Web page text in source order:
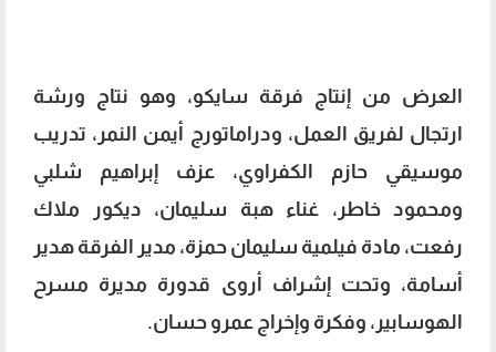
العرض من إنتاج فرقة سايكو، وهو نتاج ورشة
ارتجال لفريق العمل، ودراماتورج أيمن النمر، تدريب
موسيقي حازم الكفراوي، عزف إبراهيم شلبي
ومحمود خاطر، غناء هبة سليمان، ديكور ملاك
رفعت، مادة فيلمية سليمان حمزة، مدير الفرقة هدير
أسامة، وتحت إشراف أروى قدورة مديرة مسرح
الهوسابير، وفكرة وإخراج عمرو حسان.